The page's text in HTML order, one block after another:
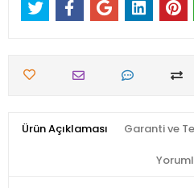
Ürün Açıklaması Garanti ve